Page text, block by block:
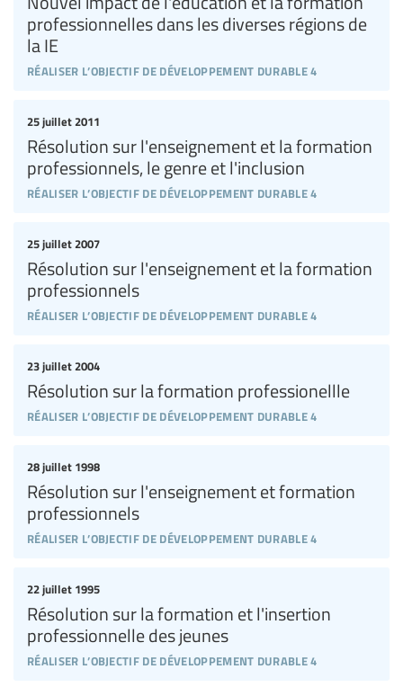
réaliser l’objectif de développement durable 4
professionnelles dans les diverses régions de
la IE
réaliser l’objectif de développement durable 4
25 juillet 2011
Résolution sur l'enseignement et la formation
professionnels, le genre et l'inclusion
réaliser l’objectif de développement durable 4
25 juillet 2007
Résolution sur l'enseignement et la formation
professionnels
réaliser l’objectif de développement durable 4
23 juillet 2004
Résolution sur la formation professionellle
réaliser l’objectif de développement durable 4
28 juillet 1998
Résolution sur l'enseignement et formation
professionnels
réaliser l’objectif de développement durable 4
22 juillet 1995
Résolution sur la formation et l'insertion
professionnelle des jeunes